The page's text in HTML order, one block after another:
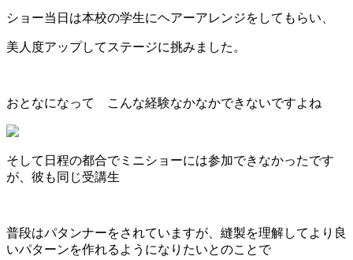
ショー当日は本校の学生にヘアーアレンジをしてもらい、
美人度アップしてステージに挑みました。
おとなになって こんな経験なかなかできないですよね
そして日程の都合でミニショーには参加できなかったです
が、彼も同じ受講生
普段はパタンナーをされていますが、縫製を理解してより良
いパターンを作れるようになりたいとのことで